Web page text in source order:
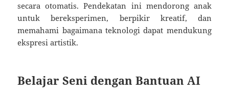
secara otomatis. Pendekatan ini mendorong anak
untuk bereksperimen, berpikir kreatif, dan
memahami bagaimana teknologi dapat mendukung
ekspresi artistik.
Belajar Seni dengan Bantuan AI